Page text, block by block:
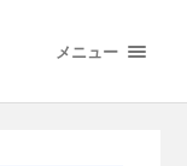
メニュー